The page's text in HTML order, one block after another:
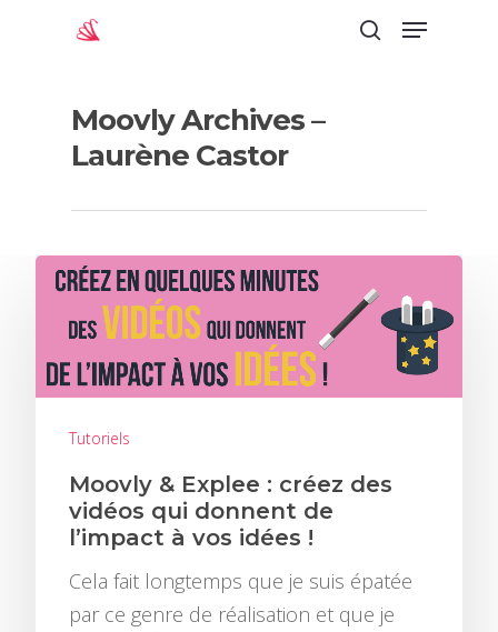
Appuyez sur "Entrée" pour lancer la
recherche
Moovly Archives –
Laurène Castor
Tutoriels
Moovly & Explee : créez des
vidéos qui donnent de
l’impact à vos idées !
Cela fait longtemps que je suis épatée
par ce genre de réalisation et que je